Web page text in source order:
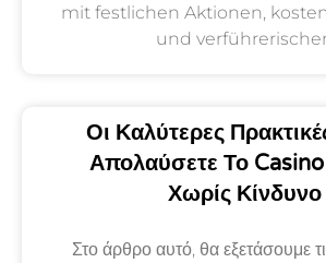
mit festlichen Aktionen,
und
Οι Καλύτερες
Απολαύσετε Το
Χωρίς Κίνδυνο
Στο άρθρο αυτό, θα εξετάσουμε